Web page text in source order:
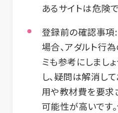
あるサイトは危険で
登録前の確認事項
場合、アダルト行
ミも参考にしまし
し、疑問は解消し
用や教材費を要求
可能性が高いです